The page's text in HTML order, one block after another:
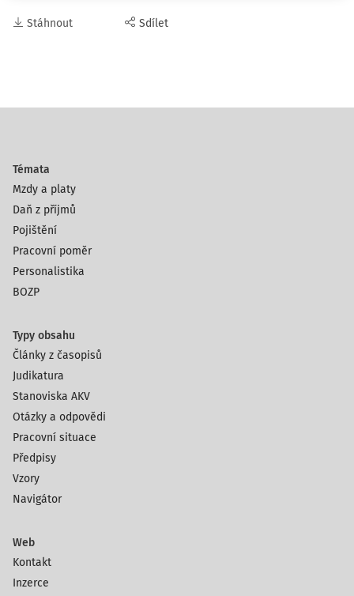
Stáhnout Sdílet
Témata
Mzdy a platy
Daň z příjmů
Pojištění
Pracovní poměr
Personalistika
BOZP
Typy obsahu
Články z časopisů
Judikatura
Stanoviska AKV
Otázky a odpovědi
Pracovní situace
Předpisy
Vzory
Navigátor
Web
Kontakt
Inzerce